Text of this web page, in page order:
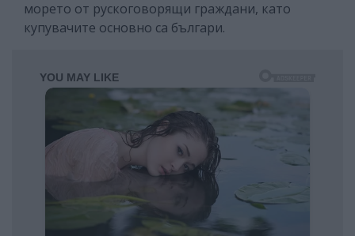
морето от рускоговорящи граждани, като
купувачите основно са българи.